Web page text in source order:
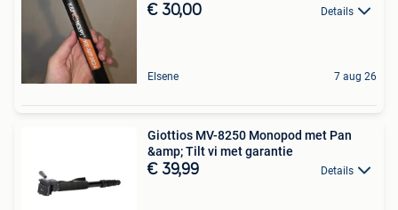
€ 30,00 Details
Elsene 7 aug 26
Giottios MV-8250 Monopod met Pan
&amp; Tilt vi met garantie
€ 39,99 Details